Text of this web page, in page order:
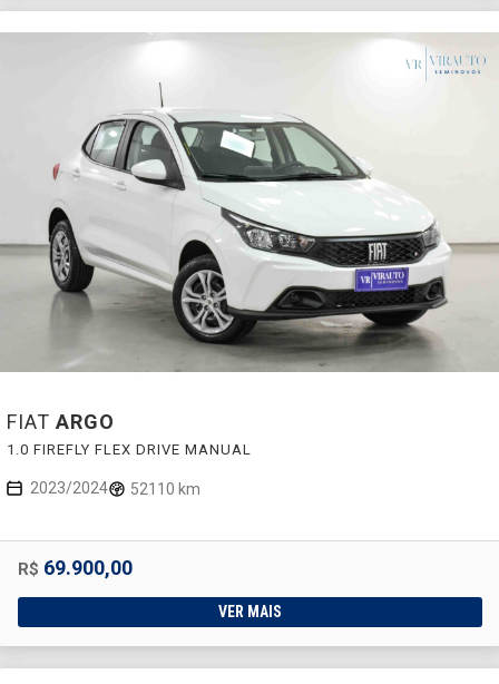
FIAT ARGO
1.0 FIREFLY FLEX DRIVE MANUAL
2023/2024 52110 km
R$ 69.900,00
VER MAIS